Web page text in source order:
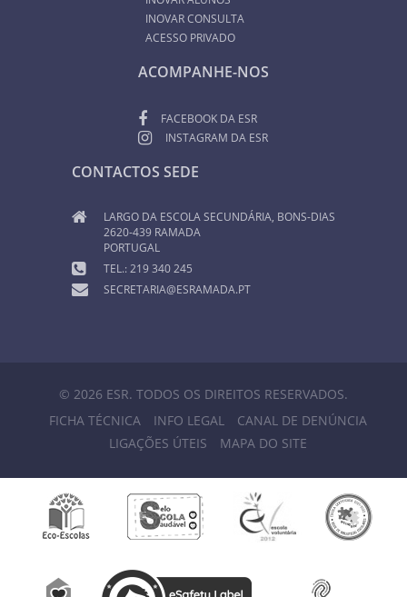
INOVAR CONSULTA
ACESSO PRIVADO
ACOMPANHE-NOS
FACEBOOK DA ESR
INSTAGRAM DA ESR
CONTACTOS SEDE
LARGO DA ESCOLA SECUNDÁRIA, BONS-DIAS
2620-439 RAMADA
PORTUGAL
TEL.: 219 340 245
SECRETARIA@ESRAMADA.PT
© 2026 ESR. TODOS OS DIREITOS RESERVADOS.
FICHA TÉCNICA
INFO LEGAL
CANAL DE DENÚNCIA
LIGAÇÕES ÚTEIS
MAPA DO SITE